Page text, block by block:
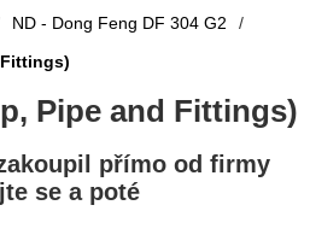
ND - Dong Feng DF 304 G2
/
Pipe and Fittings)
přímo od firmy
se a poté